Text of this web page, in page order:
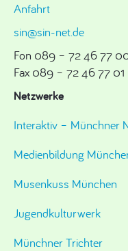
Anfahrt
sin@sin-net.de
Fon 089 – 72 46 77
Fax 089 – 72 46 77 01
Netzwerke
Interaktiv – Münchner
Medienbildung
Musenkuss München
Jugendkulturwerk
Münchner Trichter